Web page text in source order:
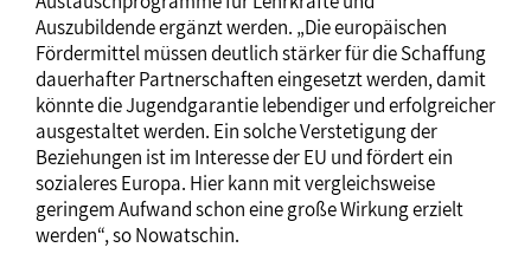
Auszubildende ergänzt werden. „Die europäischen
Fördermittel müssen deutlich stärker für die Schaffung
dauerhafter Partnerschaften eingesetzt werden, damit
könnte die Jugendgarantie lebendiger und erfolgreicher
ausgestaltet werden. Ein solche Verstetigung der
Beziehungen ist im Interesse der EU und fördert ein
sozialeres Europa. Hier kann mit vergleichsweise
geringem Aufwand schon eine große Wirkung erzielt
werden“, so Nowatschin.